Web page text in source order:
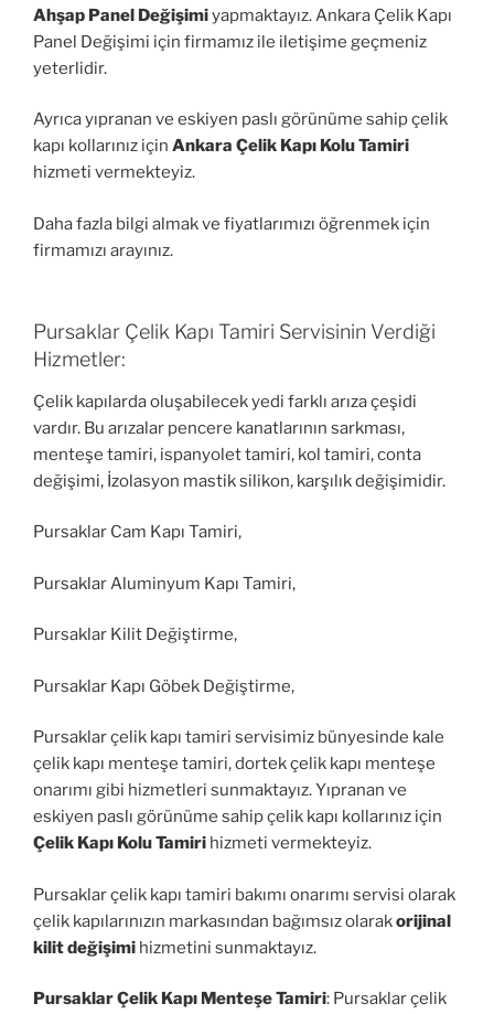
Ahşap Panel Değişimiyapmaktayız. Ankara Çelik Kapı
Panel Değişimi için firmamız ile iletişime geçmeniz
yeterlidir.
Ayrıca yıpranan ve eskiyen paslı görünüme sahip çelik
kapı kollarınız için Ankara Çelik Kapı Kolu Tamiri
hizmeti vermekteyiz.
Daha fazla bilgi almak ve fiyatlarımızı öğrenmek için
firmamızı arayınız.
Pursaklar Çelik Kapı Tamiri Servisinin Verdiği
Hizmetler:
Çelik kapılarda oluşabilecek yedi farklı arıza çeşidi
vardır. Bu arızalar pencere kanatlarının sarkması,
menteşe tamiri, ispanyolet tamiri, kol tamiri, conta
değişimi, İzolasyon mastik silikon, karşılık değişimidir.
Pursaklar Cam Kapı Tamiri,
Pursaklar Aluminyum Kapı Tamiri,
Pursaklar Kilit Değiştirme,
Pursaklar Kapı Göbek Değiştirme,
Pursaklar çelik kapı tamiri servisimiz bünyesinde kale
çelik kapı menteşe tamiri, dortek çelik kapı menteşe
onarımı gibi hizmetleri sunmaktayız. Yıpranan ve
eskiyen paslı görünüme sahip çelik kapı kollarınız için
Çelik Kapı Kolu Tamiri hizmeti vermekteyiz.
Pursaklar çelik kapı tamiri bakımı onarımı servisi olarak
çelik kapılarınızın markasından bağımsız olarakorijinal
kilit değişimi hizmetini sunmaktayız.
Pursaklar Çelik Kapı Menteşe Tamiri: Pursaklar çelik